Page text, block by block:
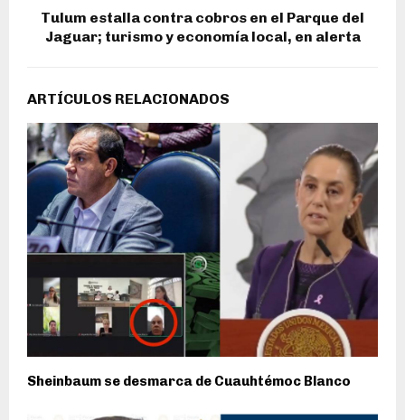
Tulum estalla contra cobros en el Parque del
Jaguar; turismo y economía local, en alerta
ARTÍCULOS RELACIONADOS
Sheinbaum se desmarca de Cuauhtémoc Blanco